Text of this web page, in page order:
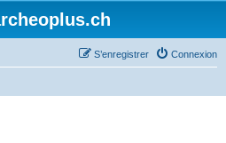
Connexion
S’enregistrer